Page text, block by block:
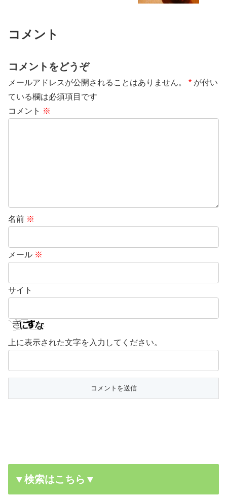
コメント
コメントをどうぞ
メールアドレスが公開されることはありません。 * が付い
ている欄は必須項目です
コメント ※
名前 ※
メール ※
サイト
上に表示された文字を入力してください。
▼検索はこちら▼